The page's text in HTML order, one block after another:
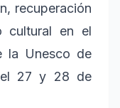
recuperación
cultural en el
la Unesco de
el 27 y 28 de